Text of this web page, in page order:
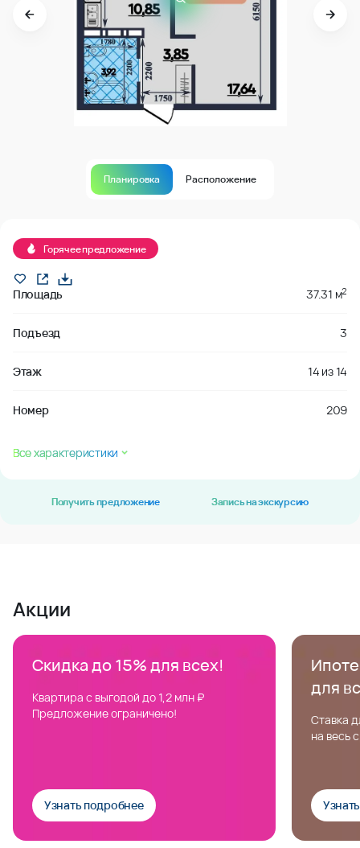
Планировка Расположение
Горячее предложение
Площадь 37.31 м2
Подъезд 3
Этаж 14 из14
Номер 209
Все характеристики
Получить предложение Запись на экскурсию
Акции
Скидка до 15% для всех!
Квартира с выгодой до 1,2 млн ₽
Предложение ограничено!
Узнать подробнее
для
Ставка
на весь